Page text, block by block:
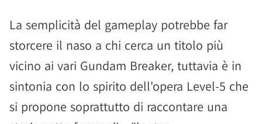
La semplicità del gameplay potrebbe far
storcere il naso a chi cerca un titolo più
vicino ai vari Gundam Breaker, tuttavia è in
sintonia con lo spirito dell'opera Level-5 che
si propone soprattutto di raccontare una